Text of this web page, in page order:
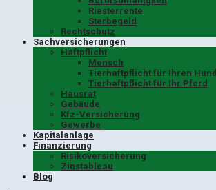
Riesterrente
Sterbegeld
Rechtschutz
Sachversicherungen
Haftpflicht
Mensch
Tierhaftpflicht für Ihren Hund
Tierhaftpflicht für Ihr Pferd
Hausrat
Gebäude
Kfz-Versicherung
Gewerbe
Kapitalanlage
Finanzierung
Risikoversicherung
Zinstableau
Blog